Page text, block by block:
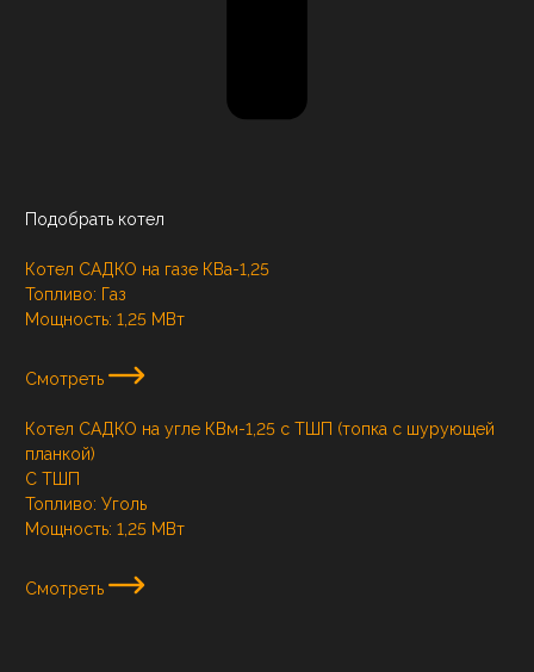
Подобрать котел
Котел САДКО на газе КВа-1,25
Топливо: Газ
Мощность: 1,25 МВт
Смотреть
Котел САДКО на угле КВм-1,25 с ТШП (топка с шурующей
планкой)
С ТШП
Топливо: Уголь
Мощность: 1,25 МВт
Смотреть